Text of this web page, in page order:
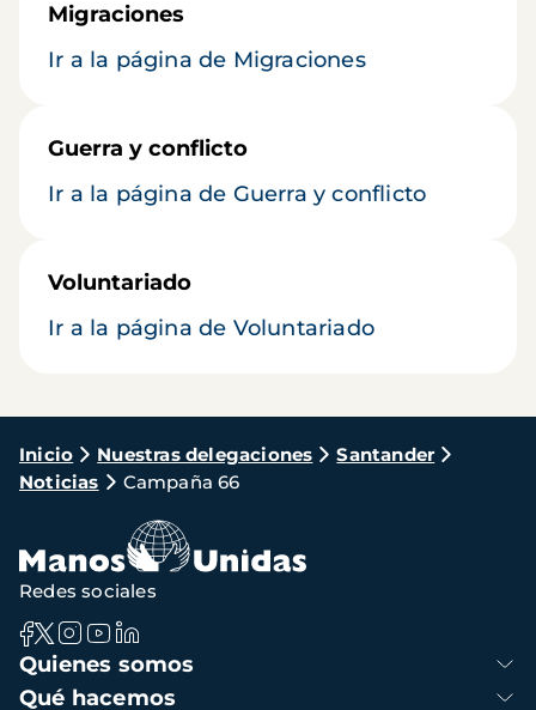
Migraciones
Ir a la página de Migraciones
Guerra y conflicto
Ir a la página de Guerra y conflicto
Voluntariado
Ir a la página de Voluntariado
Ruta
de
navegación
Inicio Nuestras delegaciones
Santander
Noticias
Campaña 66
Navegación
principal
Quienes somos
Qué hacemos
Redes sociales